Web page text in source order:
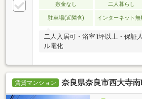
敷金なし 二人暮らし
駐車場(近隣含) インターネット無
二人入居可・浴室1坪以上・保証
ル電化
賃貸マンション 奈良県奈良市西大寺